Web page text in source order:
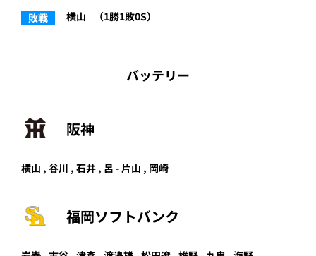
敗戦
横山 （1勝1敗0S）
バッテリー
阪神
横山 , 谷川 , 石井 , 呂 - 片山 , 岡崎
福岡ソフトバンク